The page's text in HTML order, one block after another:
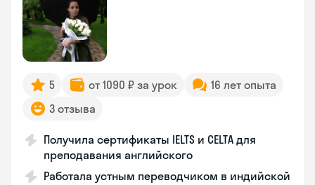
5 от 1090 ₽ за урок
16 лет опыта
3 отзыва
Получила сертификаты IELTS и CELTA для
преподавания английского
Работала устным переводчиком в индийской